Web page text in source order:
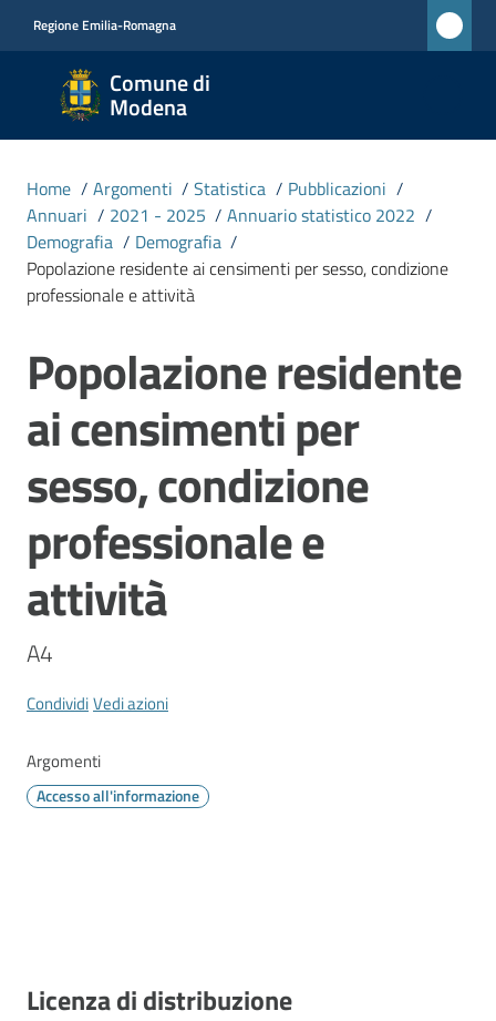
Regione Emilia-Romagna
Comune di
Modena
Comune
di
Modena
CIVICA
MONET
Novità
Servizi
Vivere
Argomenti
Menu selezionato
Seguici
su
Home / Argomenti / Statistica / Pubblicazioni /
Annuari / 2021 - 2025 / Annuario statistico 2022 /
Demografia / Demografia /
Popolazione residente ai censimenti per sesso, condizione
professionale e attività
Salta al contenuto
Popolazione residente
ai censimenti per
sesso, condizione
professionale e
attività
A4
CondividiVedi azioni
Argomenti
Accesso all'informazione
Descrizione
Licenza di distribuzione